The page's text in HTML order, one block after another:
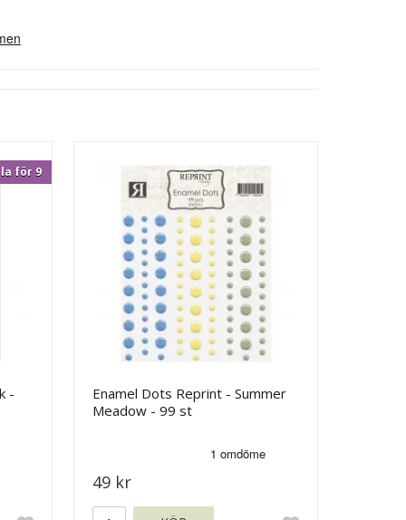
för 9
-
Enamel Dots Reprint - Summer
Meadow - 99 st
49 kr